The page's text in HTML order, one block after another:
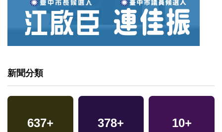
新聞分類
637+ 378+ 10+
9+ 1+ 320+